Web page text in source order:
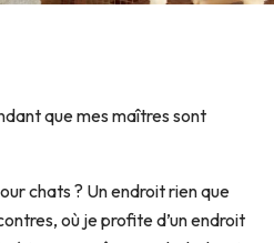
que mes maîtres sont
chats ? Un endroit rien que
où je profite d’un endroit